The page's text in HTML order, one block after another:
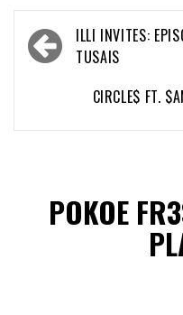
Bericht
navigatie
ILLI INVITES:
TUSAIS
CIRCLE$ FT.
POKOE